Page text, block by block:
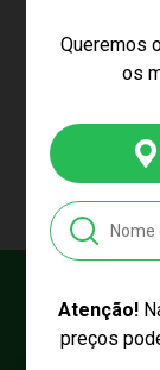
Queremos
os
Atenção!
preços
Produto
E fique